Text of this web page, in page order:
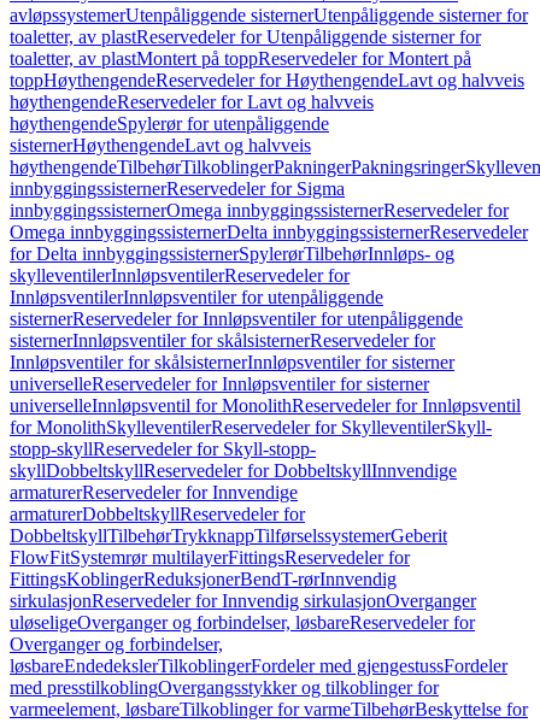
avløpssystemerUtenpåliggende sisternerUtenpåliggende sisterner for
toaletter, av plastReservedeler for Utenpåliggende sisterner for
toaletter, av plastMontert på toppReservedeler for Montert på
toppHøythengendeReservedeler for HøythengendeLavt og halvveis
høythengendeReservedeler for Lavt og halvveis
høythengendeSpylerør for utenpåliggende
sisternerHøythengendeLavt og halvveis
høythengendeTilbehørTilkoblingerPakningerPakningsringer
innbyggingssisternerReservedeler for Sigma
innbyggingssisternerOmega innbyggingssisternerReservedeler for
Omega innbyggingssisternerDelta innbyggingssisternerReservedeler
for Delta innbyggingssisternerSpylerørTilbehørInnløps- og
skylleventilerInnløpsventilerReservedeler for
InnløpsventilerInnløpsventiler for utenpåliggende
sisternerReservedeler for Innløpsventiler for utenpåliggende
sisternerInnløpsventiler for skålsisternerReservedeler for
Innløpsventiler for skålsisternerInnløpsventiler for sisterner
universelleReservedeler for Innløpsventiler for sisterner
universelleInnløpsventil for MonolithReservedeler for Innløpsventil
for MonolithSkylleventilerReservedeler for SkylleventilerSkyll-
stopp-skyllReservedeler for Skyll-stopp-
skyllDobbeltskyllReservedeler for DobbeltskyllInnvendige
armaturerReservedeler for Innvendige
armaturerDobbeltskyllReservedeler for
DobbeltskyllTilbehørTrykknappTilførselssystemerGeberit
FlowFitSystemrør multilayerFittingsReservedeler for
FittingsKoblingerReduksjonerBendT-rørInnvendig
sirkulasjonReservedeler for Innvendig sirkulasjonOverganger
uløseligeOverganger og forbindelser, løsbareReservedeler for
Overganger og forbindelser,
løsbareEndedekslerTilkoblingerFordeler med gjengestussFordeler
med presstilkoblingOvergangsstykker og tilkoblinger for
varmeelement, løsbareTilkoblinger for varmeTilbehørBeskyttelse for